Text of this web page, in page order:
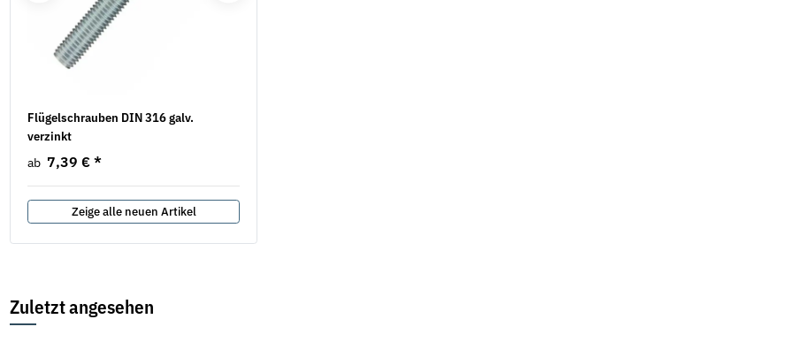
Flügelschrauben DIN 316 galv.
verzinkt
ab 7,39 € *
Zeige alle neuen Artikel
Zuletzt angesehen